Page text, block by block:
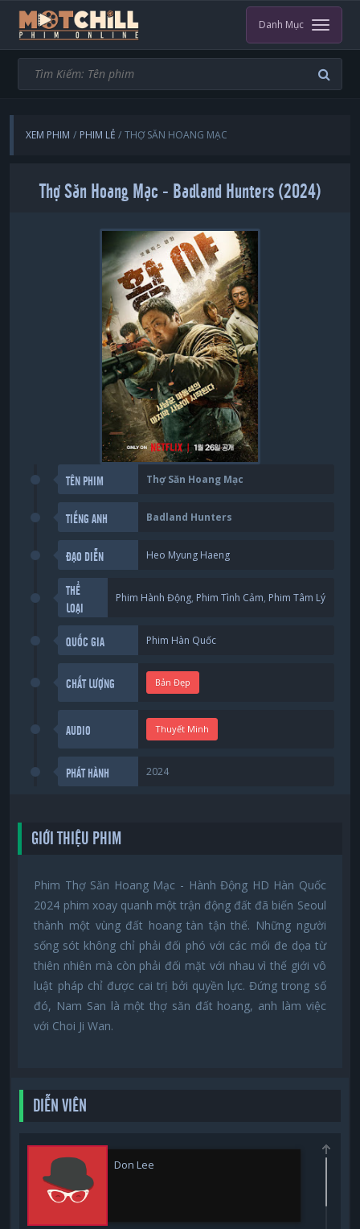
Danh Mục
XEM PHIM PHIM LẺ THỢ SĂN HOANG MẠC
Thợ Săn Hoang Mạc - Badland Hunters (2024)
TÊN PHIM Thợ Săn Hoang Mạc
TIẾNG ANH Badland Hunters
ĐẠO DIỄN Heo Myung Haeng
THỂ
LOẠI
Phim Hành Động, Phim Tình Cảm, Phim Tâm Lý
QUỐC GIA Phim Hàn Quốc
CHẤT LƯỢNG Bản Đẹp
AUDIO Thuyết Minh
PHÁT HÀNH 2024
GIỚI THIỆU PHIM
Phim Thợ Săn Hoang Mạc - Hành Động HD Hàn Quốc
2024 phim xoay quanh một trận động đất đã biến Seoul
thành một vùng đất hoang tàn tận thế. Những người
sống sót không chỉ phải đối phó với các mối đe dọa từ
thiên nhiên mà còn phải đối mặt với nhau vì thế giới vô
luật pháp chỉ được cai trị bởi quyền lực. Đứng trong số
đó, Nam San là một thợ săn đất hoang, anh làm việc
với Choi Ji Wan.
DIỄN VIÊN
Don Lee